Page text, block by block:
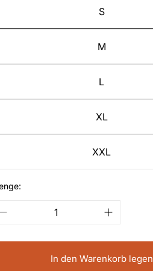
S
M
L
XL
XXL
In den Warenkorb legen